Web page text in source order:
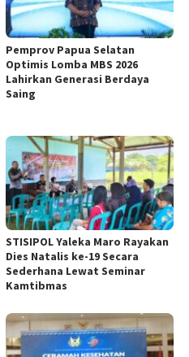
Pemprov Papua Selatan
Optimis Lomba MBS 2026
Lahirkan Generasi Berdaya
Saing
STISIPOL Yaleka Maro Rayakan
Dies Natalis ke-19 Secara
Sederhana Lewat Seminar
Kamtibmas